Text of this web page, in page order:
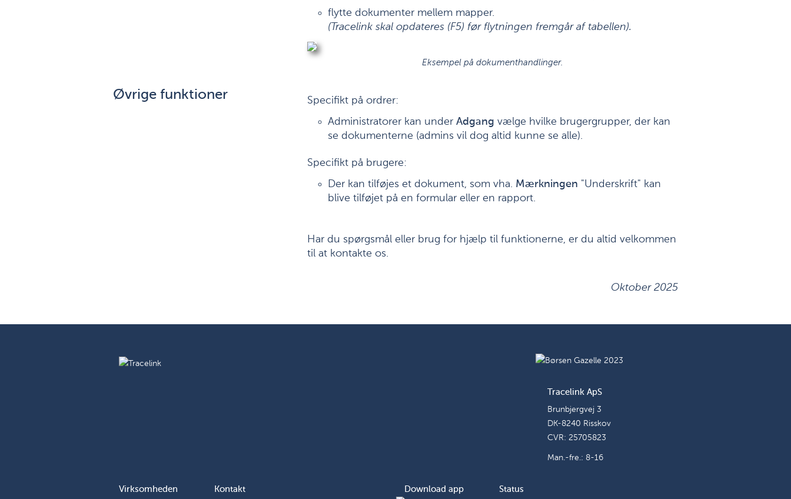
flytte dokumenter mellem mapper.
(Tracelink skal opdateres (F5) før flytningen fremgår af tabellen).
Eksempel på dokumenthandlinger.
Øvrige funktioner
Specifikt på ordrer:
Administratorer kan under Adgang vælge hvilke brugergrupper, der kan
se dokumenterne (admins vil dog altid kunne se alle).
Specifikt på brugere:
Der kan tilføjes et dokument, som vha. Mærkningen "Underskrift" kan
blive tilføjet på en formular eller en rapport.
Har du spørgsmål eller brug for hjælp til funktionerne, er du altid velkommen
til at kontakte os.
Oktober 2025
Tracelink ApS
Brunbjergvej 3
DK-8240 Risskov
CVR: 25705823
Man.-fre.: 8-16
Virksomheden Kontakt Download app Status